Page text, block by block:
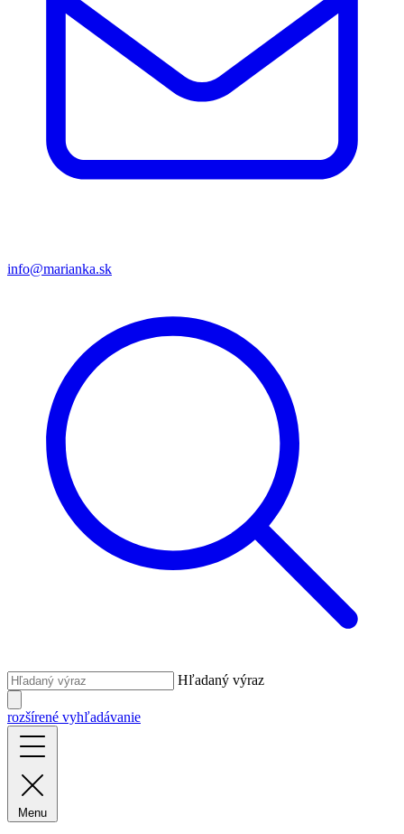
info@marianka.sk
Hľadaný výraz
rozšírené vyhľadávanie
Menu